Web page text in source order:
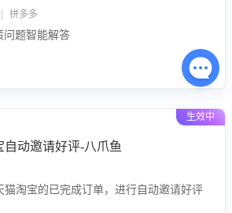
拼多多
问题智能解答
生效中
自动邀请好评-八爪鱼
猫淘宝的已完成订单，进行自动邀请好评